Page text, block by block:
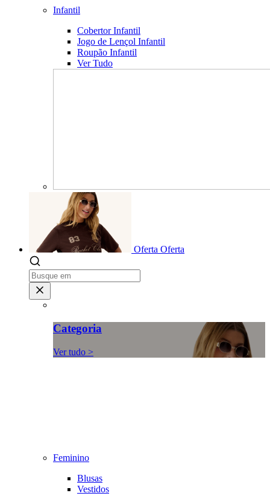
Infantil
Cobertor Infantil
Jogo de Lençol Infantil
Roupão Infantil
Ver Tudo
Oferta Oferta
Categoria
Ver tudo >
Feminino
Blusas
Vestidos